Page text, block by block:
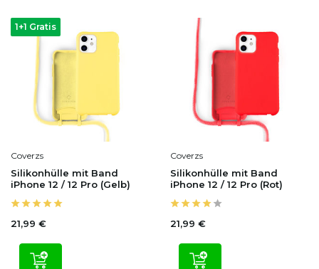
1+1 Gratis
Coverzs
Silikonhülle mit Band
iPhone 12 / 12 Pro (Gelb)
21,99 €
Coverzs
Silikonhülle mit Band
iPhone 12 / 12 Pro (Rot)
21,99 €